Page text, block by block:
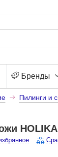
Бренды
Пилинги и